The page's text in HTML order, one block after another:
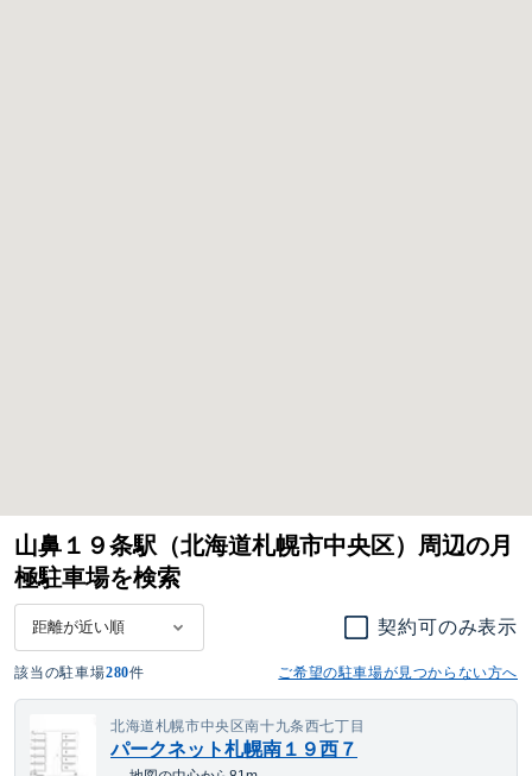
山鼻１９条駅（北海道札幌市中央区）周辺の月
極駐車場を検索
契約可のみ表示
該当の駐車場280件 ご希望の駐車場が見つからない方へ
北海道札幌市中央区南十九条西七丁目
パークネット札幌南１９西７